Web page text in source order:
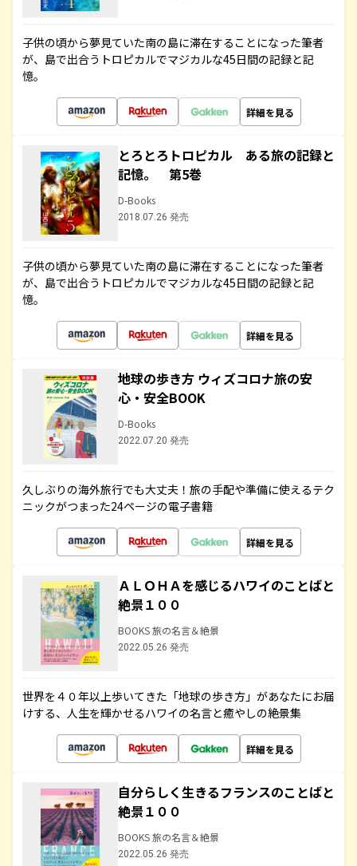
子供の頃から夢見ていた南の島に滞在することになった筆者
が、島で出合うトロピカルでマジカルな45日間の記録と記
憶。
詳細を見る
とろとろトロピカル ある旅の記録と
記憶。 第5巻
D-Books
2018.07.26 発売
子供の頃から夢見ていた南の島に滞在することになった筆者
が、島で出合うトロピカルでマジカルな45日間の記録と記
憶。
詳細を見る
地球の歩き方 ウィズコロナ旅の安
心・安全BOOK
D-Books
2022.07.20 発売
久しぶりの海外旅行でも大丈夫！旅の手配や準備に使えるテク
ニックがつまった24ページの電子書籍
詳細を見る
ＡＬＯＨＡを感じるハワイのことばと
絶景１００
BOOKS 旅の名言＆絶景
2022.05.26 発売
世界を４０年以上歩いてきた「地球の歩き方」があなたにお届
けする、人生を輝かせるハワイの名言と癒やしの絶景集
詳細を見る
自分らしく生きるフランスのことばと
絶景１００
BOOKS 旅の名言＆絶景
2022.05.26 発売